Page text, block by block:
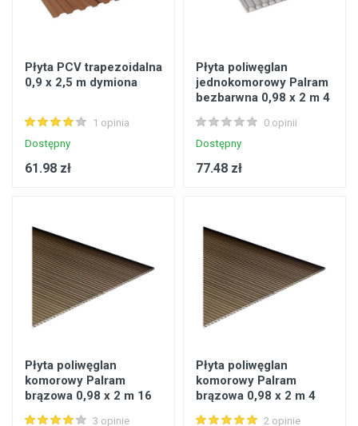
Płyta PCV trapezoidalna
0,9 x 2,5 m dymiona
1 opinia
Dostępny
61.98 zł
Płyta poliwęglan
jednokomorowy Palram
bezbarwna 0,98 x 2 m 4
0 opinii
Dostępny
77.48 zł
Płyta poliwęglan
komorowy Palram
brązowa 0,98 x 2 m 16
3 opinie
Płyta poliwęglan
komorowy Palram
brązowa 0,98 x 2 m 4
2 opinie